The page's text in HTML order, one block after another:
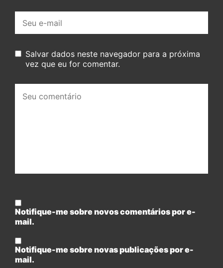
mail:
Salvar dados neste navegador para a próxima
vez que eu for comentar.
comentário:
Notifique-me sobre novos comentários por e-
mail.
Notifique-me sobre novas publicações por e-
mail.